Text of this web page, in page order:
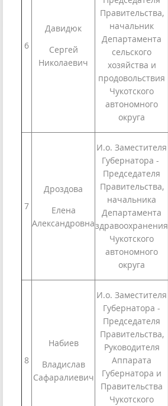
6
Давидюк
Сергей
Николаевич
Правительства,
начальник
Департамента
сельского
хозяйства и
продовольствия
Чукотского
автономного
округа
7
Дроздова
Елена
Александровна
И.о. Заместителя
Губернатора -
Председателя
Правительства,
начальника
Департамента
здравоохранения
Чукотского
автономного
округа
8
Набиев
Владислав
Сафаралиевич
И.о. Заместителя
Губернатора -
Председателя
Правительства,
Руководителя
Аппарата
Губернатора и
Правительства
Чукотского